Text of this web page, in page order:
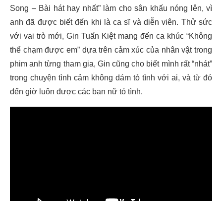
Song – Bài hát hay nhất” làm cho sân khấu nóng lên, vì
anh đã được biết đến khi là ca sĩ và diễn viên. Thử sức
với vai trò mới, Gin Tuấn Kiệt mang đến ca khúc “Không
thể chạm được em” dựa trên cảm xúc của nhân vật trong
phim anh từng tham gia, Gin cũng cho biết mình rất “nhát”
trong chuyện tình cảm không dám tỏ tình với ai, và từ đó
đến giờ luôn được các bạn nữ tỏ tình.